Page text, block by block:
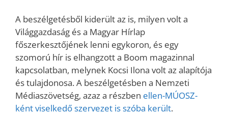
A beszélgetésből kiderült az is, milyen volt a
Világgazdaság és a Magyar Hírlap
főszerkesztőjének lenni egykoron, és egy
szomorú hír is elhangzott a Boom magazinnal
kapcsolatban, melynek Kocsi Ilona volt az alapítója
és tulajdonosa. A beszélgetésben a Nemzeti
Médiaszövetség, azaz a részben ellen-MÚOSZ-
ként viselkedő szervezet is szóba került.